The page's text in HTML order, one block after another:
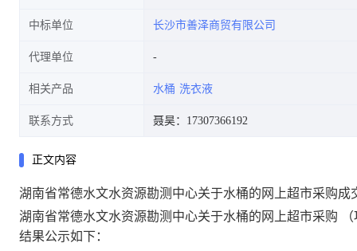
中标单位 长沙市善泽商贸有限公司
代理单位
相关产品 水桶 洗衣液
联系方式 聂昊：17307366192
正文内容
湖南省常德水文水资源勘测中心关于水桶的网上超市采购成
湖南省常德水文水资源勘测中心关于水桶的网上超市采购
结果公示如下：